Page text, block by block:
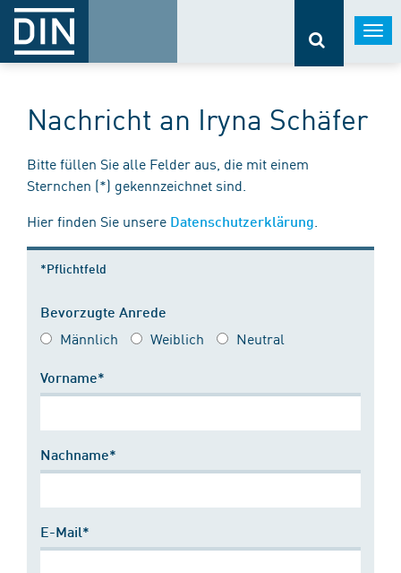
Nachricht an Iryna Schäfer
Bitte füllen Sie alle Felder aus, die mit einem
Sternchen (*) gekennzeichnet sind.
Hier finden Sie unsere Datenschutzerklärung
*Pflichtfeld
Bevorzugte Anrede
Männlich Weiblich Neutral
Vorname*
Nachname*
E-Mail*